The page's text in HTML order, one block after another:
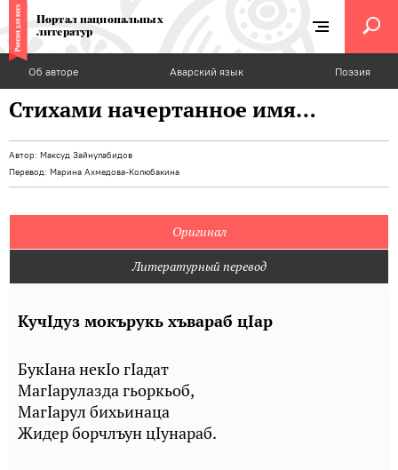
Портал национальных
литератур
Об авторе Аварский язык Поэзия
Стихами начертанное имя…
Автор: Максуд Зайнулабидов
Перевод: Марина Ахмедова-Колюбакина
Оригинал
Литературный перевод
КучIдуз мокърукь хъвараб цIар
БукIана некIо гIадат
МагIарулазда гьоркьоб,
МагIарул бихьинаца
Жидер борчлъун цIунараб.